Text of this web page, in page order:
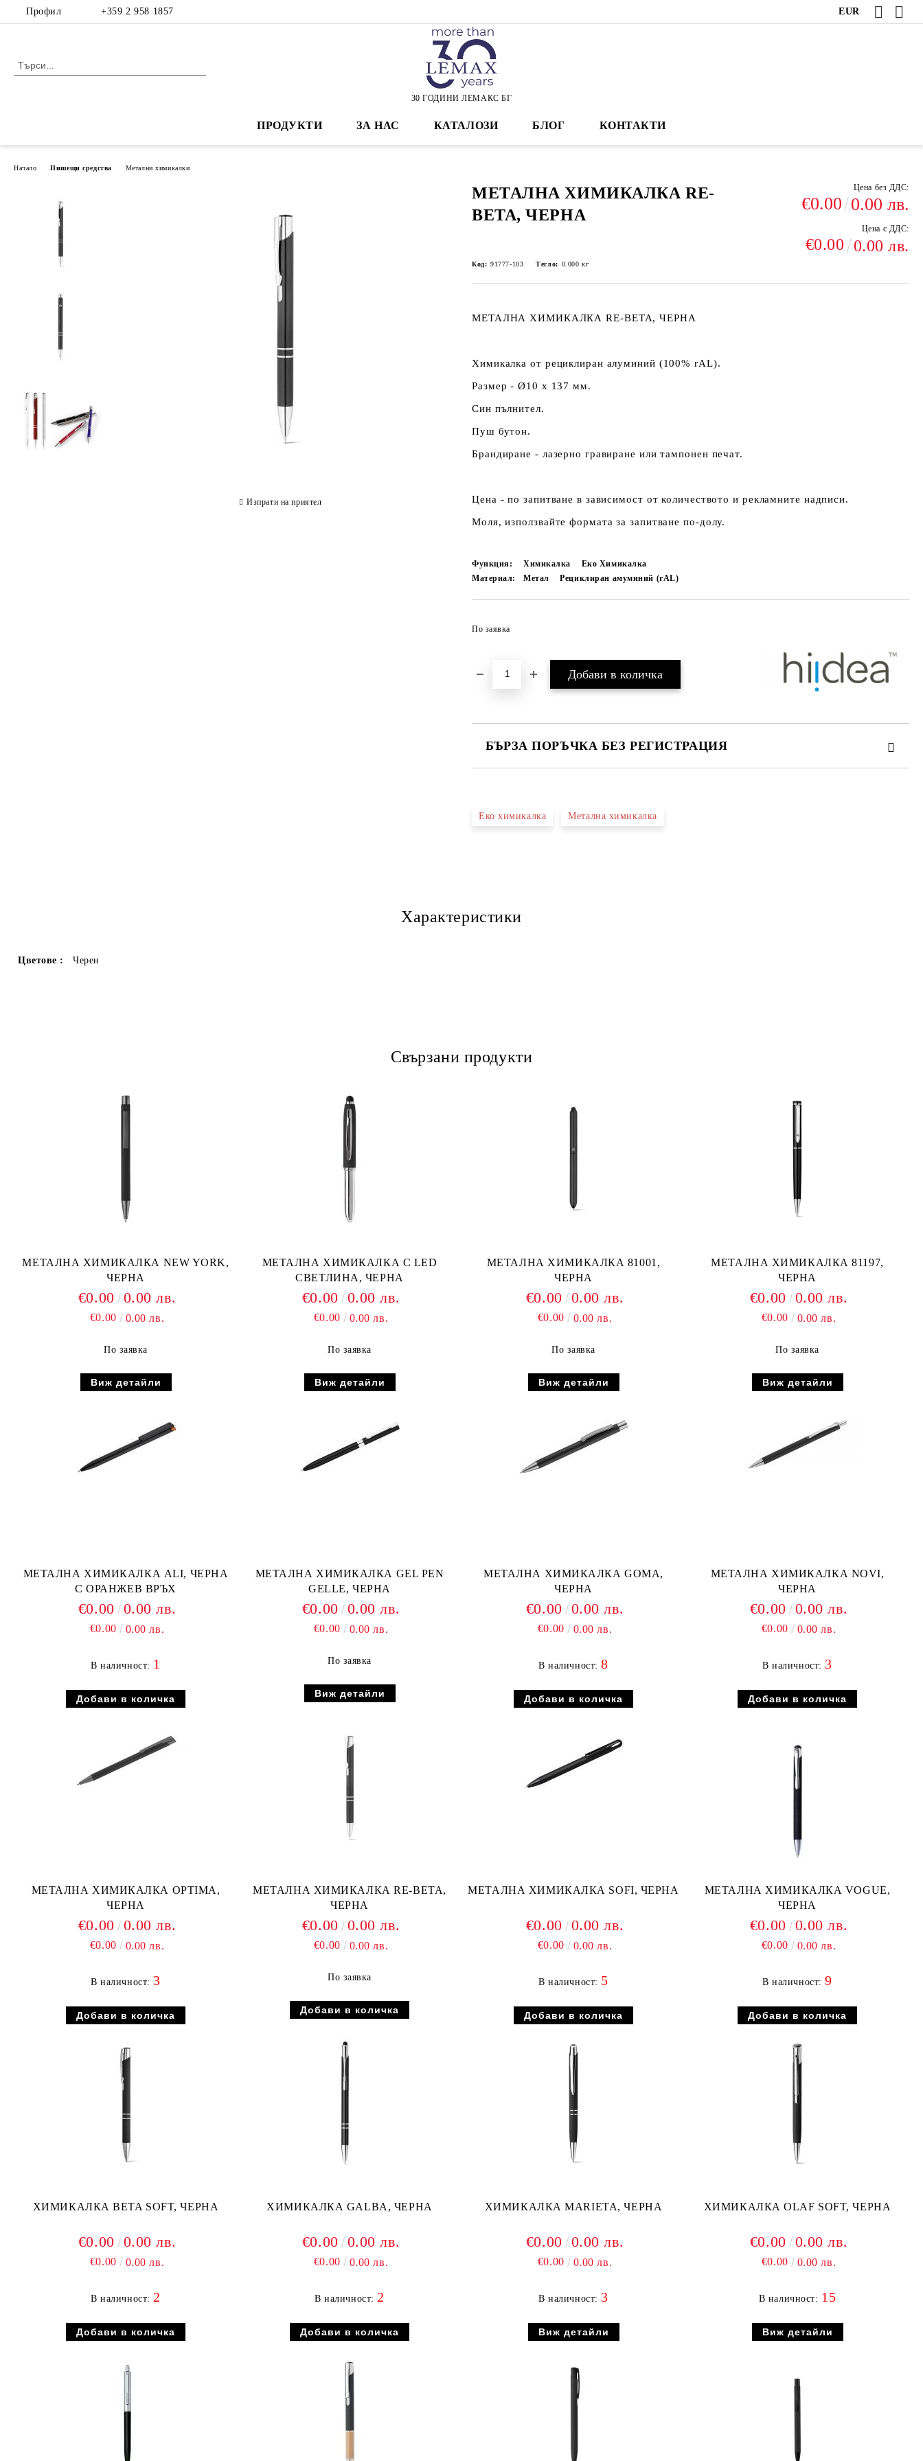
Профил +359 2 958 1857 EUR
30 ГОДИНИ ЛЕМАКС БГ
ПРОДУКТИ ЗА НАС КАТАЛОЗИ БЛОГ КОНТАКТИ
Начало Пишещи средства Метални химикалки
МЕТАЛНА ХИМИКАЛКА RE-
BETA, ЧЕРНА
Цена без ДДС:
€0.00 0.00 лв.
Цена с ДДС:
€0.00 0.00 лв.
Код: 91777-103 Тегло: 0.000 кг
МЕТАЛНА ХИМИКАЛКА RE-BETA, ЧЕРНА
Химикалка от рециклиран алуминий (100% rAL).
Размер - Ø10 x 137 мм.
Син пълнител.
Пуш бутон.
Брандиране - лазерно гравиране или тампонен печат.
Цена - по запитване в зависимост от количеството и рекламните надписи.
Моля, използвайте формата за запитване по-долу.
Функция: Химикалка
Еко Химикалка
Материал:
Метал Рециклиран амуминий (rAL)
По заявка
БЪРЗА ПОРЪЧКА БЕЗ РЕГИСТРАЦИЯ
Еко химикалка Метална химикалка
Изпрати на приятел
Характеристики
Цветове : Черен
Свързани продукти
МЕТАЛНА ХИМИКАЛКА NEW YORK,
ЧЕРНА
€0.00 0.00 лв.
€0.00 0.00 лв.
По заявка
Виж детайли
МЕТАЛНА ХИМИКАЛКА С LED
СВЕТЛИНА, ЧЕРНА
€0.00 0.00 лв.
€0.00 0.00 лв.
По заявка
Виж детайли
МЕТАЛНА ХИМИКАЛКА 81001,
ЧЕРНА
€0.00 0.00 лв.
€0.00 0.00 лв.
По заявка
Виж детайли
МЕТАЛНА ХИМИКАЛКА 81197,
ЧЕРНА
€0.00 0.00 лв.
€0.00 0.00 лв.
По заявка
Виж детайли
МЕТАЛНА ХИМИКАЛКА ALI, ЧЕРНА
С ОРАНЖЕВ ВРЪХ
€0.00 0.00 лв.
€0.00 0.00 лв.
В наличност: 1
МЕТАЛНА ХИМИКАЛКА GEL PEN
GELLE, ЧЕРНА
€0.00 0.00 лв.
€0.00 0.00 лв.
По заявка
Виж детайли
МЕТАЛНА ХИМИКАЛКА GOMA,
ЧЕРНА
€0.00 0.00 лв.
€0.00 0.00 лв.
В наличност:8
МЕТАЛНА ХИМИКАЛКА NOVI,
ЧЕРНА
€0.00 0.00 лв.
€0.00 0.00 лв.
В наличност: 3
МЕТАЛНА ХИМИКАЛКА OPTIMA,
ЧЕРНА
€0.00 0.00 лв.
€0.00 0.00 лв.
В наличност: 3
МЕТАЛНА ХИМИКАЛКА RE-BETA,
ЧЕРНА
€0.00 0.00 лв.
€0.00 0.00 лв.
По заявка
МЕТАЛНА ХИМИКАЛКА SOFI, ЧЕРНА
€0.00 0.00 лв.
€0.00 0.00 лв.
В наличност: 5
МЕТАЛНА ХИМИКАЛКА VOGUE,
ЧЕРНА
€0.00 0.00 лв.
€0.00 0.00 лв.
В наличност:9
ХИМИКАЛКА BETA SOFT, ЧЕРНА
€0.00 0.00 лв.
€0.00 0.00 лв.
В наличност:2
ХИМИКАЛКА GALBA, ЧЕРНА
€0.00 0.00 лв.
€0.00 0.00 лв.
В наличност:2
ХИМИКАЛКА MARIETA, ЧЕРНА
€0.00 0.00 лв.
€0.00 0.00 лв.
В наличност: 3
Виж детайли
ХИМИКАЛКА OLAF SOFT, ЧЕРНА
€0.00 0.00 лв.
€0.00 0.00 лв.
В наличност: 15
Виж детайли